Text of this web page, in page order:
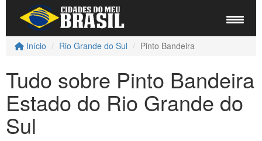
Início Rio Grande do Sul Pinto Bandeira
Tudo sobre Pinto Bandeira
Estado do Rio Grande do
Sul